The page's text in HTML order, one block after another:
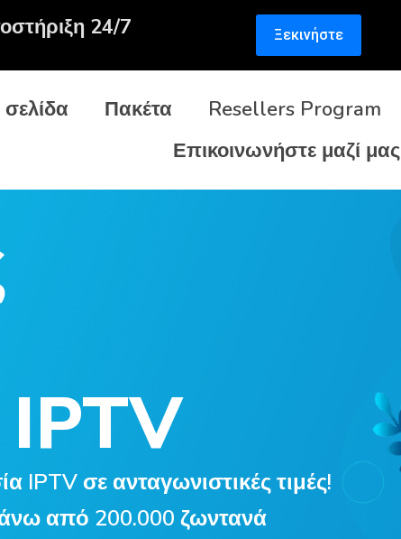
24/7 Ξεκινήστε
Πακέτα Resellers Program
Επικοινωνήστε μαζί μας
σε ανταγωνιστικές τιμές!
από 200.000 ζωντανά